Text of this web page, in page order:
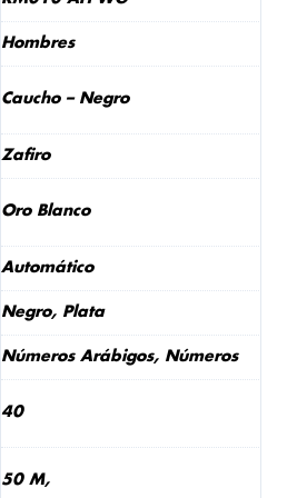
Hombres
Caucho – Negro
Zafiro
Oro Blanco
Automático
Negro, Plata
Números Arábigos, Números
40
50 M,